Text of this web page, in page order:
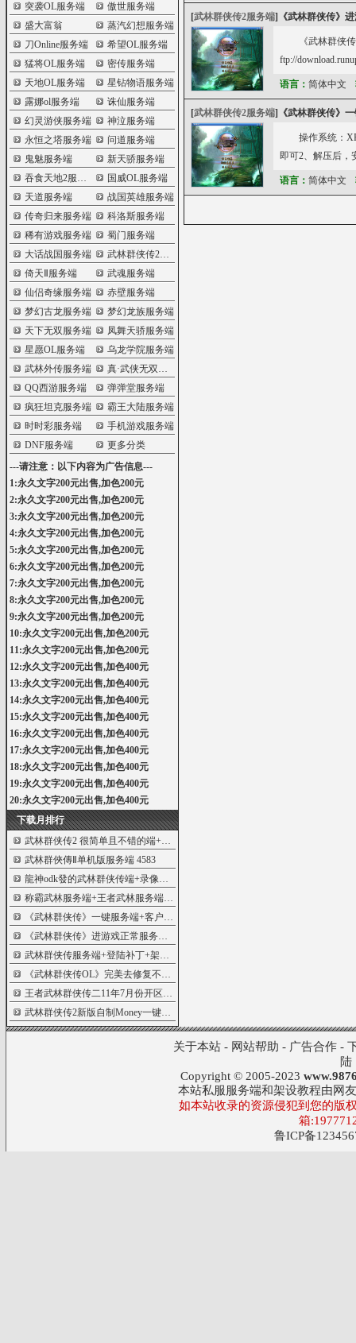
突袭OL服务端
傲世服务端
盛大富翁
蒸汽幻想服务端
刀Online服务端
希望OL服务端
猛将OL服务端
密传服务端
天地OL服务端
星钻物语服务端
露娜ol服务端
诛仙服务端
幻灵游侠服务端
神泣服务端
永恒之塔服务端
问道服务端
鬼魅服务端
新天骄服务端
吞食天地2服务端
国威OL服务端
天道服务端
战国英雄服务端
传奇归来服务端
科洛斯服务端
稀有游戏服务端
蜀门服务端
大话战国服务端
武林群侠传2服务端
倚天Ⅱ服务端
武魂服务端
仙侣奇缘服务端
赤壁服务端
梦幻古龙服务端
梦幻龙族服务端
天下无双服务端
凤舞天骄服务端
星愿OL服务端
乌龙学院服务端
武林外传服务端
真·武侠无双服务端
QQ西游服务端
弹弹堂服务端
疯狂坦克服务端
霸王大陆服务端
时时彩服务端
手机游戏服务端
DNF服务端
更多分类
---请注意：以下内容为广告信息---
1:永久文字200元出售,加色200元
2:永久文字200元出售,加色200元
3:永久文字200元出售,加色200元
4:永久文字200元出售,加色200元
5:永久文字200元出售,加色200元
6:永久文字200元出售,加色200元
7:永久文字200元出售,加色200元
8:永久文字200元出售,加色200元
9:永久文字200元出售,加色200元
10:永久文字200元出售,加色200元
11:永久文字200元出售,加色200元
12:永久文字200元出售,加色400元
13:永久文字200元出售,加色400元
14:永久文字200元出售,加色400元
15:永久文字200元出售,加色400元
16:永久文字200元出售,加色400元
17:永久文字200元出售,加色400元
18:永久文字200元出售,加色400元
19:永久文字200元出售,加色400元
20:永久文字200元出售,加色400元
下载月排行
武林群侠传2 很简单且不错的端+补丁
武林群俠傳Ⅱ单机版服务端4583
龍神odk發的武林群侠传端+录像教程
称霸武林服务端+王者武林服务端+网站
《武林群侠传》一键服务端+客户端+教程
《武林群侠传》进游戏正常服务端
武林群侠传服务端+登陆补丁+架设教程
《武林群侠传OL》完美去修复不能移动B
王者武林群侠传二11年7月份开区服务端
武林群侠传2新版自制Money一键架设版本服
[武林群侠传2服务端] 《武林群侠传》
《武林群侠
ftp://
语言： 简体中文
[武林群侠传2服务端] 《武林群侠传》
操作系统：
即可2、解压后，
语言： 简体中文
关于本站- 网站帮助 - 广告合作-
陆
Copyright © 2005-2023
本站私服服务端和架设教程由网
如本站收录的资源侵犯到您的版
箱
鲁ICP备